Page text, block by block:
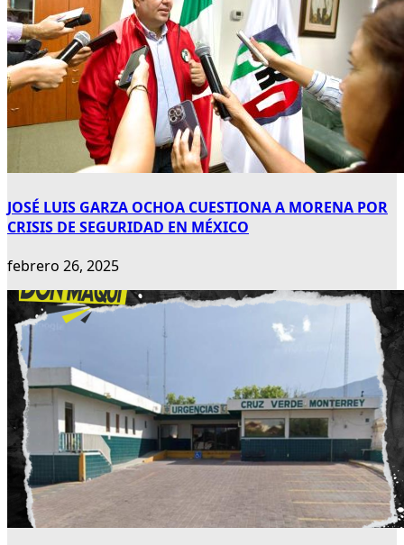
JOSÉ LUIS GARZA OCHOA CUESTIONA A MORENA POR
CRISIS DE SEGURIDAD EN MÉXICO
febrero 26, 2025